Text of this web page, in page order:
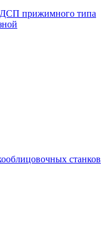
прижимного типа
станков